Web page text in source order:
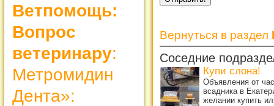
Ветпомощь:
Вопрос
ветеринару:
Метромидин
Дента»:
Вернуться в раздел
Соседние
Купи слона!
Объявления от
всадника в
желании купить